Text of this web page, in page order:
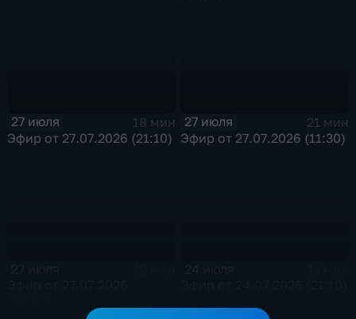
27 июля
18 мин
Эфир от 27.07.2026 (21:10)
27 июля
21 мин
Эфир от 27.07.2026 (11:30)